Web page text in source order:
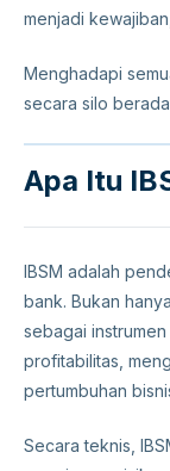
menjadi
Menghadapi
secara silo
Apa Itu
IBSM adalah
bank. Bukan
sebagai
profitabilitas,
pertumbuhan
Secara teknis,